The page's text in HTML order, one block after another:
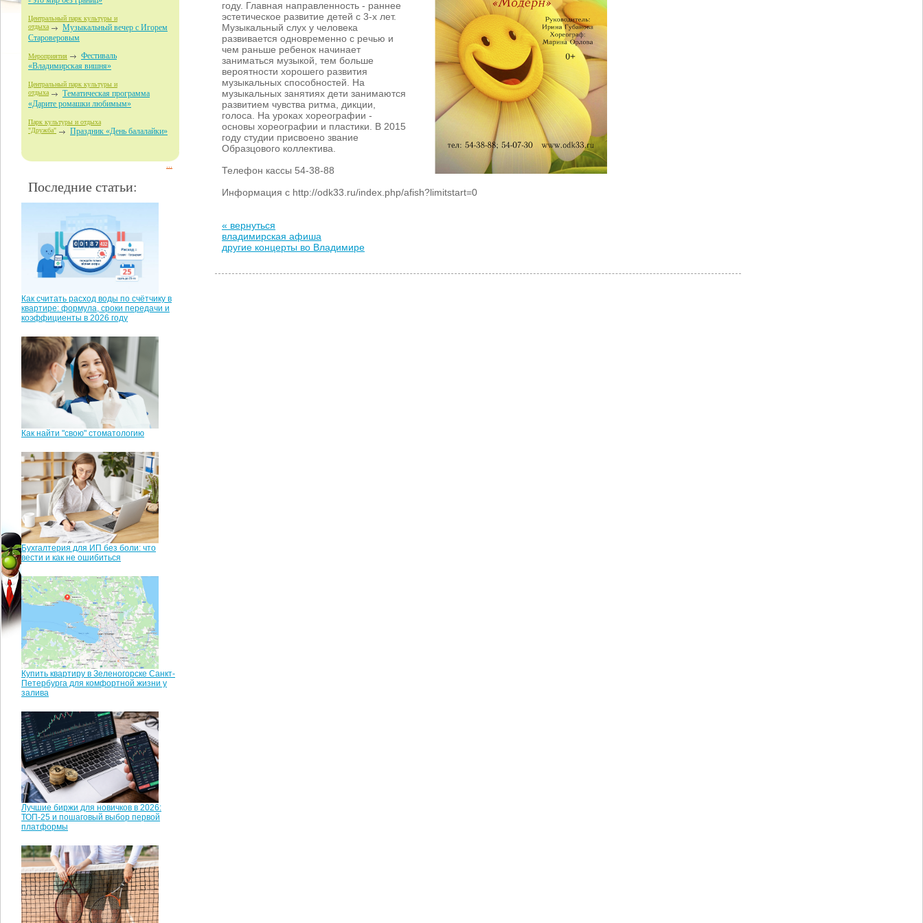
Центральный парк культуры и
отдыха
Музыкальный вечер с Игорем
Староверовым
Мероприятия
Фестиваль
«Владимирская вишня»
Центральный парк культуры и
отдыха
Тематическая программа
«Дарите ромашки любимым»
Парк культуры и отдыха
"Дружба" Праздник «День балалайки»
Последние статьи:
Как считать расход воды по счётчику в
квартире: формула, сроки передачи и
коэффициенты в 2026 году
Как найти "свою" стоматологию
Бухгалтерия для ИП без боли: что
вести и как не ошибиться
Купить квартиру в Зеленогорске Санкт-
Петербурга для комфортной жизни у
залива
Лучшие биржи для новичков в 2026:
ТОП-25 и пошаговый выбор первой
платформы
году. Главная направленность - раннее
эстетическое развитие детей с 3-х лет.
Музыкальный слух у человека
развивается одновременно с речью и
чем раньше ребенок начинает
заниматься музыкой, тем больше
вероятности хорошего развития
музыкальных способностей. На
музыкальных занятиях дети занимаются
развитием чувства ритма, дикции,
голоса. На уроках хореографии -
основы хореографии и пластики. В 2015
году студии присвоено звание
Образцового коллектива.
Телефон кассы 54-38-88
Информация с http://odk33.ru/index.php/afish?limitstart=0
« вернуться
владимирская афиша
другие концерты во Владимире